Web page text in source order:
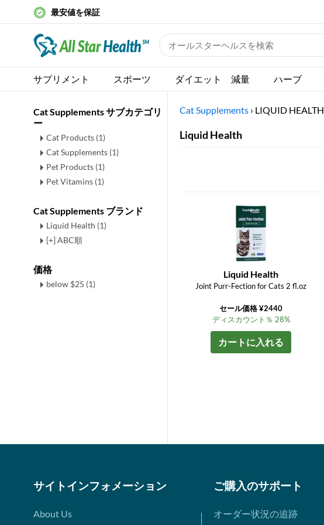
最安値を保証
サプリメント スポーツ ダイエット 減量 ハーブ
Cat Supplements サブカテゴリ
ー
Cat Products (1)
Cat Supplements (1)
Pet Products (1)
Pet Vitamins (1)
Cat Supplements ブランド
Liquid Health (1)
[+] ABC順
価格
below $25 (1)
Cat Supplements › LIQUID HEALTH
Liquid Health
Liquid Health
Joint Purr-Fection for Cats 2 fl.oz
セール価格 ¥2440
ディスカウント％ 28%
カートに入れる
サイトインフォメーション
About Us
ご購入のサポート
オーダー状況の追跡